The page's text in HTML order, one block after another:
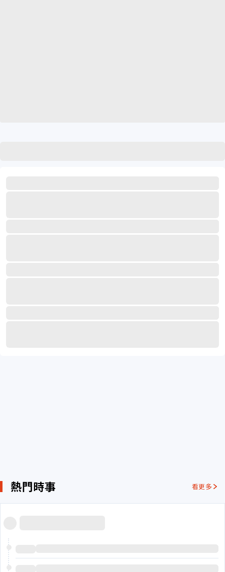
熱門時事 看更多